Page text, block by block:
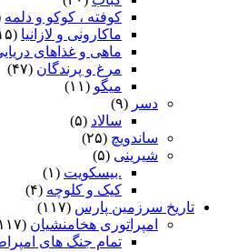
کوفته ، کوکو و دلمه
ماکارونی و لازانیا (۱۵)
ماهی و غذاهای
مرغ و پرندگان (۴۷)
میگو (۱۱)
دسر (۹)
سالاد (۵)
ساندویچ (۲۵)
شیرینی (۵)
.بیسکویت (۱)
کیک و کلوچه (۴)
تاریخ سرزمین پارس (۱۱۷)
امپراتوری هخامنشیان (۱۱۷)
تمام جنگ های